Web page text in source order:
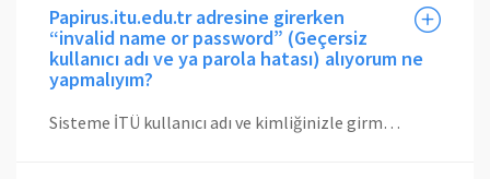
Papirus.itu.edu.tr adresine girerken
“invalid name or password” (Geçersiz
kullanıcı adı ve ya parola hatası) alıyorum ne
yapmalıyım?
Sisteme İTÜ kullanıcı adı ve kimliğinizle girmelisiniz, şifre ve/veya parolanızı hatalı yazıyor olabilirsiniz. Kullanıcı bilgilerinizden eminseniz Paraolanız Türkçe karakter içeriyor olabilir, parolanızı portal.itu.edu.tr adresinden değiştirerek tekrar giriş yapmayı deneyiniz.